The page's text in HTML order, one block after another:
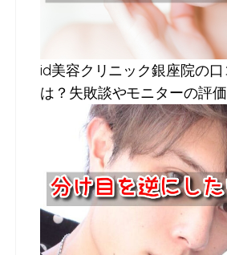
id美容クリニック銀座院の
は？失敗談やモニターの評